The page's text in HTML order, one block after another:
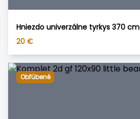
Hniezdo univerzálne tyrkys 370 cm
20 €
Obľúbené